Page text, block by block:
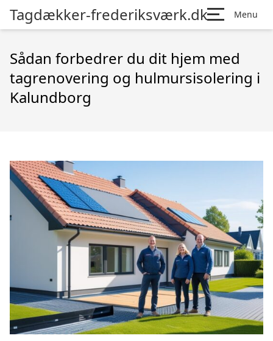
Tagdækker-frederiksværk.dk Menu
Sådan forbedrer du dit hjem med
tagrenovering og hulmursisolering i
Kalundborg